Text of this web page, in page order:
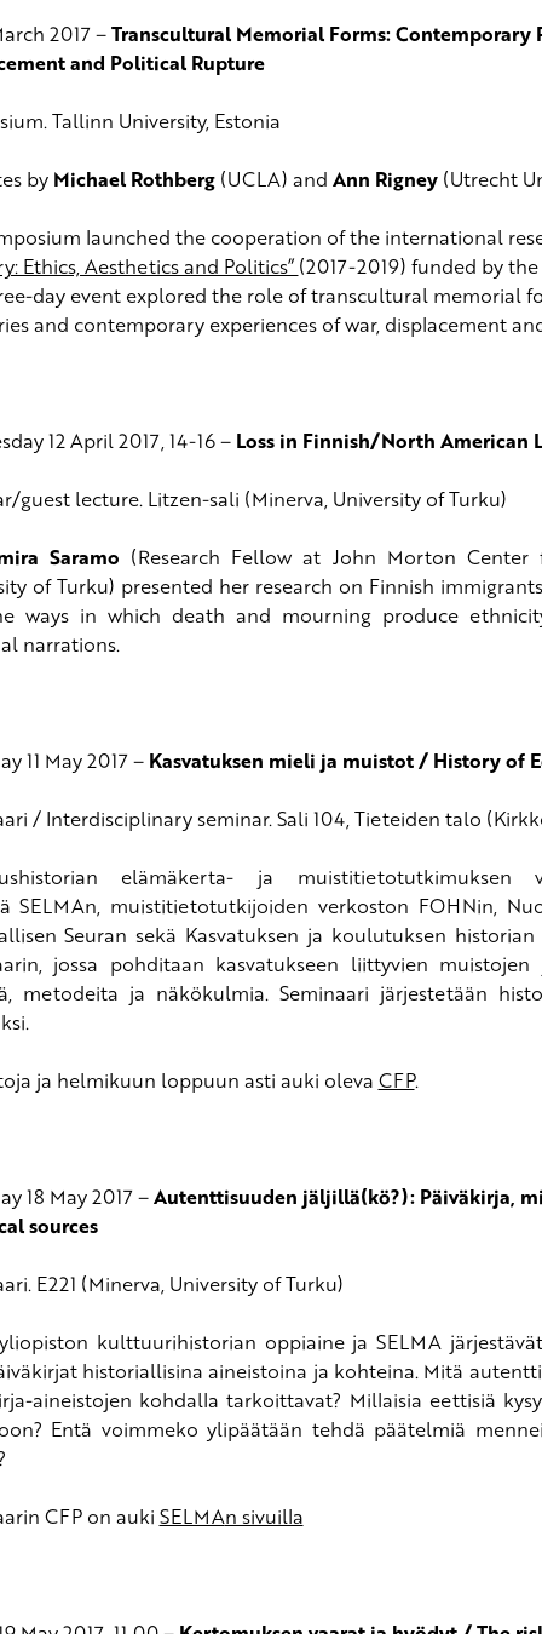
2017 –Transcultural Memorial Forms: Contemporary
and Political Rupture
Tallinn University, Estonia
by Michael Rothberg (UCLA) and Ann Rigney (Utrecht
launched the cooperation of the international
Ethics, Aesthetics and Politics” (2017-2019) funded by
day event explored the role of transcultural memorial
and contemporary experiences of war, displacement
12 April 2017, 14-16 – Loss in Finnish/North American
guest lecture. Litzen-sali (Minerva, University of Turku)
Saramo (Research Fellow at John Morton
of Turku) presented her research on Finnish
ways in which death and mourning produce
narrations.
11 May 2017 –Kasvatuksen mieli ja muistot / History of
/ Interdisciplinary seminar. Sali 104, Tieteiden talo
elämäkerta- ja muistitietotutkimuksen
SELMAn, muistitietotutkijoiden verkoston FOHNin,
Seuran sekä Kasvatuksen ja koulutuksen
jossa pohditaan kasvatukseen liittyvien
metodeita ja näkökulmia. Seminaari järjestetään
ja helmikuun loppuun asti auki oleva CFP.
18 May 2017 –Autenttisuuden jäljillä(kö?): Päiväkirja,
sources
E221 (Minerva, University of Turku)
kulttuurihistorian oppiaine ja SELMA
historiallisina aineistoina ja kohteina. Mitä
aineistojen kohdalla tarkoittavat? Millaisia eettisiä
Entä voimmeko ylipäätään tehdä päätelmiä
CFP on auki SELMAn sivuilla